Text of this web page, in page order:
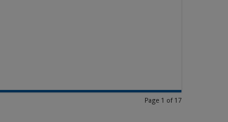
Page 1 of 17